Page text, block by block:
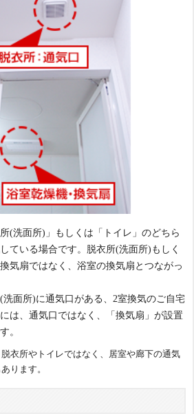
(洗面所)」もしくは「トイレ」のどちら
ている場合です。脱衣所(洗面所)もしく
気扇ではなく、浴室の換気扇とつながっ
洗面所)に通気口がある、2室換気のご自宅
は、通気口ではなく、「換気扇」が設置
。
衣所やトイレではなく、居室や廊下の通気
ります。